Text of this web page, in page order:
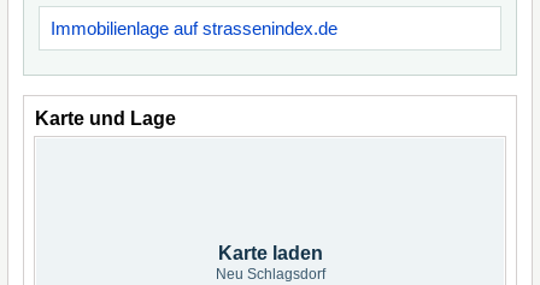
Immobilienlage auf strassenindex.de
Karte und Lage
Karte laden
Neu Schlagsdorf